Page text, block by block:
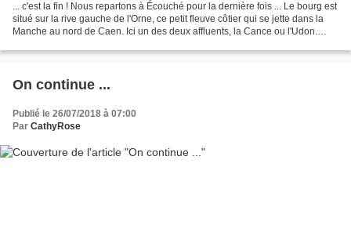
... c'est la fin ! Nous repartons à Écouché pour la dernière fois ... Le bourg est
situé sur la rive gauche de l'Orne, ce petit fleuve côtier qui se jette dans la
Manche au nord de Caen. Ici un des deux affluents, la Cance ou l'Udon.
On continue ...
Publié le 26/07/2018 à 07:00
Par CathyRose